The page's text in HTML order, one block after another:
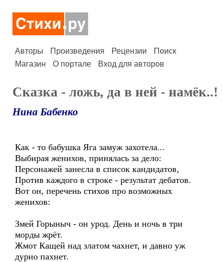
Авторы Произведения Рецензии
Поиск
Магазин
О портале Вход для авторов
Сказка - ложь, да в ней - намёк..!
Нина Бабенко
Как - то бабушка Яга замуж захотела...
Выбирая женихов, принялась за дело:
Персонажей занесла в список кандидатов,
Против каждого в строке - результат дебатов.
Вот он, перечень стихов про возможных
женихов:
Змей Горыныч - он урод. День и ночь в три
морды жрёт.
Жмот Кащей над златом чахнет, и давно уж
дурно пахнет.